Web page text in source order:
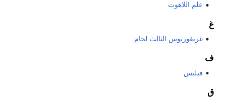
علم اللاهوت
غ
غريغوريوس الثالث لحام
ف
فيلبس
ق